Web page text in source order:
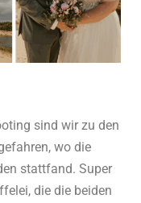
sind wir zu den
wo die
stattfand. Super
die die beiden